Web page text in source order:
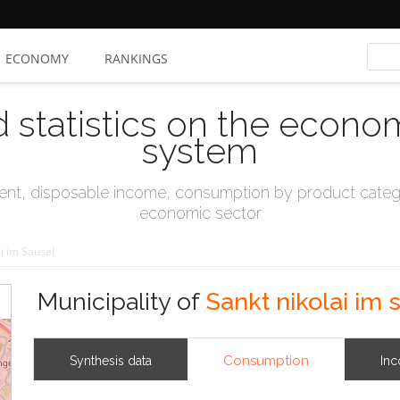
ECONOMY RANKINGS
statistics on the
system
disposable income, consumption by product
economic sector
im Sausal
Municipality of Sankt nikolai im
Synthesis data Consumption